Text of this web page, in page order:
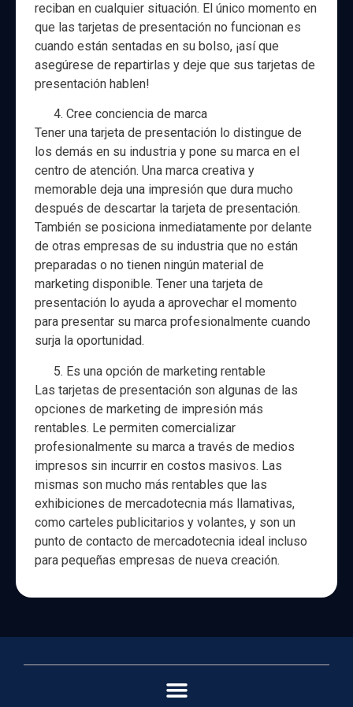
reciban en cualquier situación. El único momento en
que las tarjetas de presentación no funcionan es
cuando están sentadas en su bolso, ¡así que
asegúrese de repartirlas y deje que sus tarjetas de
presentación hablen!
Cree conciencia de marca
Tener una tarjeta de presentación lo distingue de
los demás en su industria y pone su marca en el
centro de atención. Una marca creativa y
memorable deja una impresión que dura mucho
después de descartar la tarjeta de presentación.
También se posiciona inmediatamente por delante
de otras empresas de su industria que no están
preparadas o no tienen ningún material de
marketing disponible. Tener una tarjeta de
presentación lo ayuda a aprovechar el momento
para presentar su marca profesionalmente cuando
surja la oportunidad.
Es una opción de marketing rentable
Las tarjetas de presentación son algunas de las
opciones de marketing de impresión más
rentables. Le permiten comercializar
profesionalmente su marca a través de medios
impresos sin incurrir en costos masivos. Las
mismas son mucho más rentables que las
exhibiciones de mercadotecnia más llamativas,
como carteles publicitarios y volantes, y son un
punto de contacto de mercadotecnia ideal incluso
para pequeñas empresas de nueva creación.